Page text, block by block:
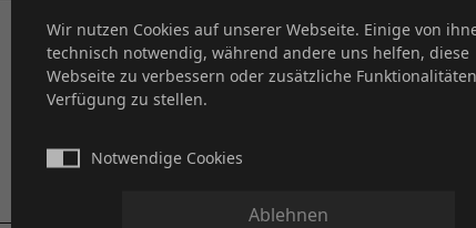
Nicole Finzel
Sportausschuss
Wir nutzen Cookies auf unserer Webseite. Einige von
technisch notwendig, während andere uns helfen, diese
Webseite zu verbessern oder zusätzliche
Verfügung zu stellen.
Notwendige Cookies
Ablehnen